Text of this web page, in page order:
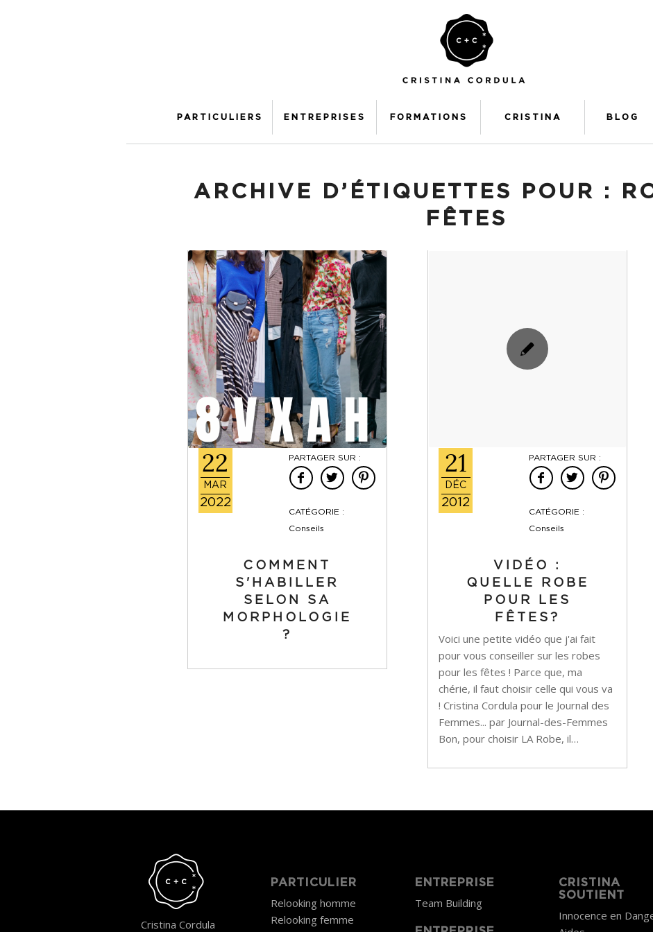
PARTICULIERS ENTREPRISES FORMATIONS CRISTINA BLOG
ARCHIVE D’ÉTIQUETTES POUR :
FÊTES
22
MAR
2022
PARTAGER SUR :
CATÉGORIE :
Conseils
COMMENT
S'HABILLER
SELON SA
MORPHOLOGIE
?
21
DÉC
2012
PARTAGER SUR :
CATÉGORIE :
Conseils
VIDÉO :
QUELLE ROBE
POUR LES
FÊTES?
Voici une petite vidéo que j'ai fait
pour vous conseiller sur les robes
pour les fêtes ! Parce que, ma
chérie, il faut choisir celle qui vous va
! Cristina Cordula pour le Journal des
Femmes... par Journal-des-Femmes
Bon, pour choisir LA Robe, il…
Cristina Cordula
PARTICULIER
Relooking homme
Relooking femme
ENTREPRISE
Team Building
CRISTINA
SOUTIENT
Innocence en